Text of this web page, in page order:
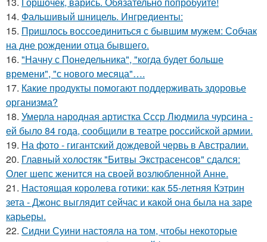
14. Фальшивый шницель. Ингредиенты:
15. Пришлось воссоединиться с бывшим мужем: Собчак
на дне рождении отца бывшего.
16. "Начну с Понедельника", "когда будет больше
времени", "с нового месяца"….
17. Какие продукты помогают поддерживать здоровье
организма?
18. Умерла народная артистка Ссср Людмила чурсина -
ей было 84 года, сообщили в театре российской армии.
19. На фото - гигантский дождевой червь в Австралии.
20. Главный холостяк "Битвы Экстрасенсов" сдался:
Олег шепс женится на своей возлюбленной Анне.
21. Настоящая королева готики: как 55-летняя Кэтрин
зета - Джонс выглядит сейчас и какой она была на заре
карьеры.
22. Сидни Суини настояла на том, чтобы некоторые